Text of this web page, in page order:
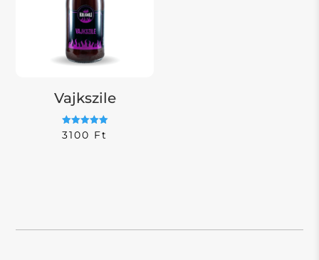
Vajkszile
Értékelés:
5.00
3100 Ft